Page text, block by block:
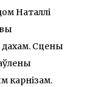
Наталлі
дахам. Сцены
карнізам.